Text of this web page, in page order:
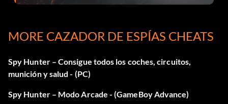
MORE CAZADOR DE ESPÍAS CHEATS
Spy Hunter – Consigue todos los coches, circuitos,
munición y salud - (PC)
Spy Hunter – Modo Arcade - (GameBoy Advance)